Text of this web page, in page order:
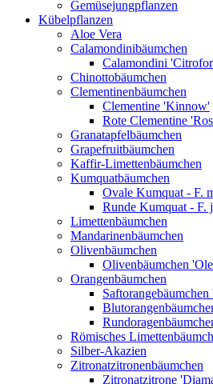
Gemüsejungpflanzen
Kübelpflanzen
Aloe Vera
Calamondinibäumchen
Calamondini
Chinottobäumchen
Clementinenbäumchen
Clementine 'Kinnow'
Rote Clementine
Granatapfelbäumchen
Grapefruitbäumchen
Kaffir-Limettenbäumchen
Kumquatbäumchen
Ovale Kumquat - F.
Runde Kumquat - F.
Limettenbäumchen
Mandarinenbäumchen
Olivenbäumchen
Olivenbäumchen
Orangenbäumchen
Römisches
Silber-Akazien
Zitronatzitronenbäumchen
Zitronatzitrone